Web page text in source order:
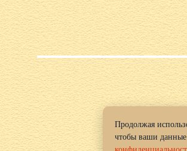
Продолжая
чтобы ваши данные